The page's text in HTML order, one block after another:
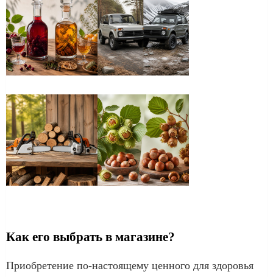
Как его выбрать в магазине?
Приобретение по-настоящему ценного для здоровья